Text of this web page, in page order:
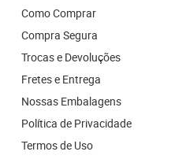
Como Comprar
Compra Segura
Trocas e Devoluções
Fretes e Entrega
Nossas Embalagens
Política de Privacidade
Termos de Uso